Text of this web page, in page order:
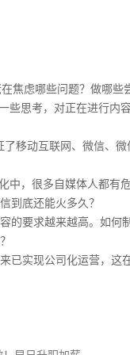
焦虑哪些问题？做哪
些思考，对正在进行内
移动互联网、微信、
中，很多自媒体人都有
到底还能火多久？
的要求越来越高。如何
已实现公司化运营，这